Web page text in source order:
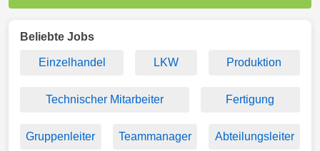
Beliebte Jobs
Einzelhandel LKW Produktion
Technischer Mitarbeiter Fertigung
Gruppenleiter Teammanager Abteilungsleiter